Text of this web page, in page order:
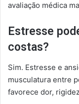
avaliação médica
Estresse
costas?
Sim. Estresse e
musculatura entre
favorece dor,